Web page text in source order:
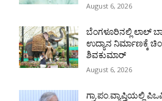
August 6, 2026
ಬೆಂಗಳೂರಿನಲ್ಲಿ ಲಾಲ್
ಉದ್ಯಾನ ನಿರ್ಮಾಣಕ್ಕೆ
ಶಿವಕುಮಾರ್
August 6, 2026
ಗ್ರಾ.ಪಂ.ವ್ಯಾಪ್ತಿಯಲ್ಲಿ